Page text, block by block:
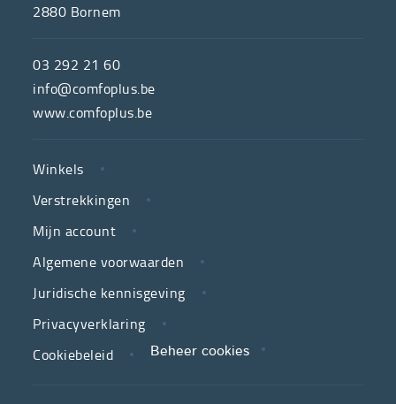
de
hulpmiddelenwinkel
van
neutrale
ziekenfondsen,
is
partner
in
zorg.
We
2880 Bornem
03 292 21 60
info@comfoplus.be
www.comfoplus.be
LINKS
Winkels
Verstrekkingen
Mijn account
Algemene voorwaarden
Juridische kennisgeving
Privacyverklaring
Cookiebeleid
Beheer cookies